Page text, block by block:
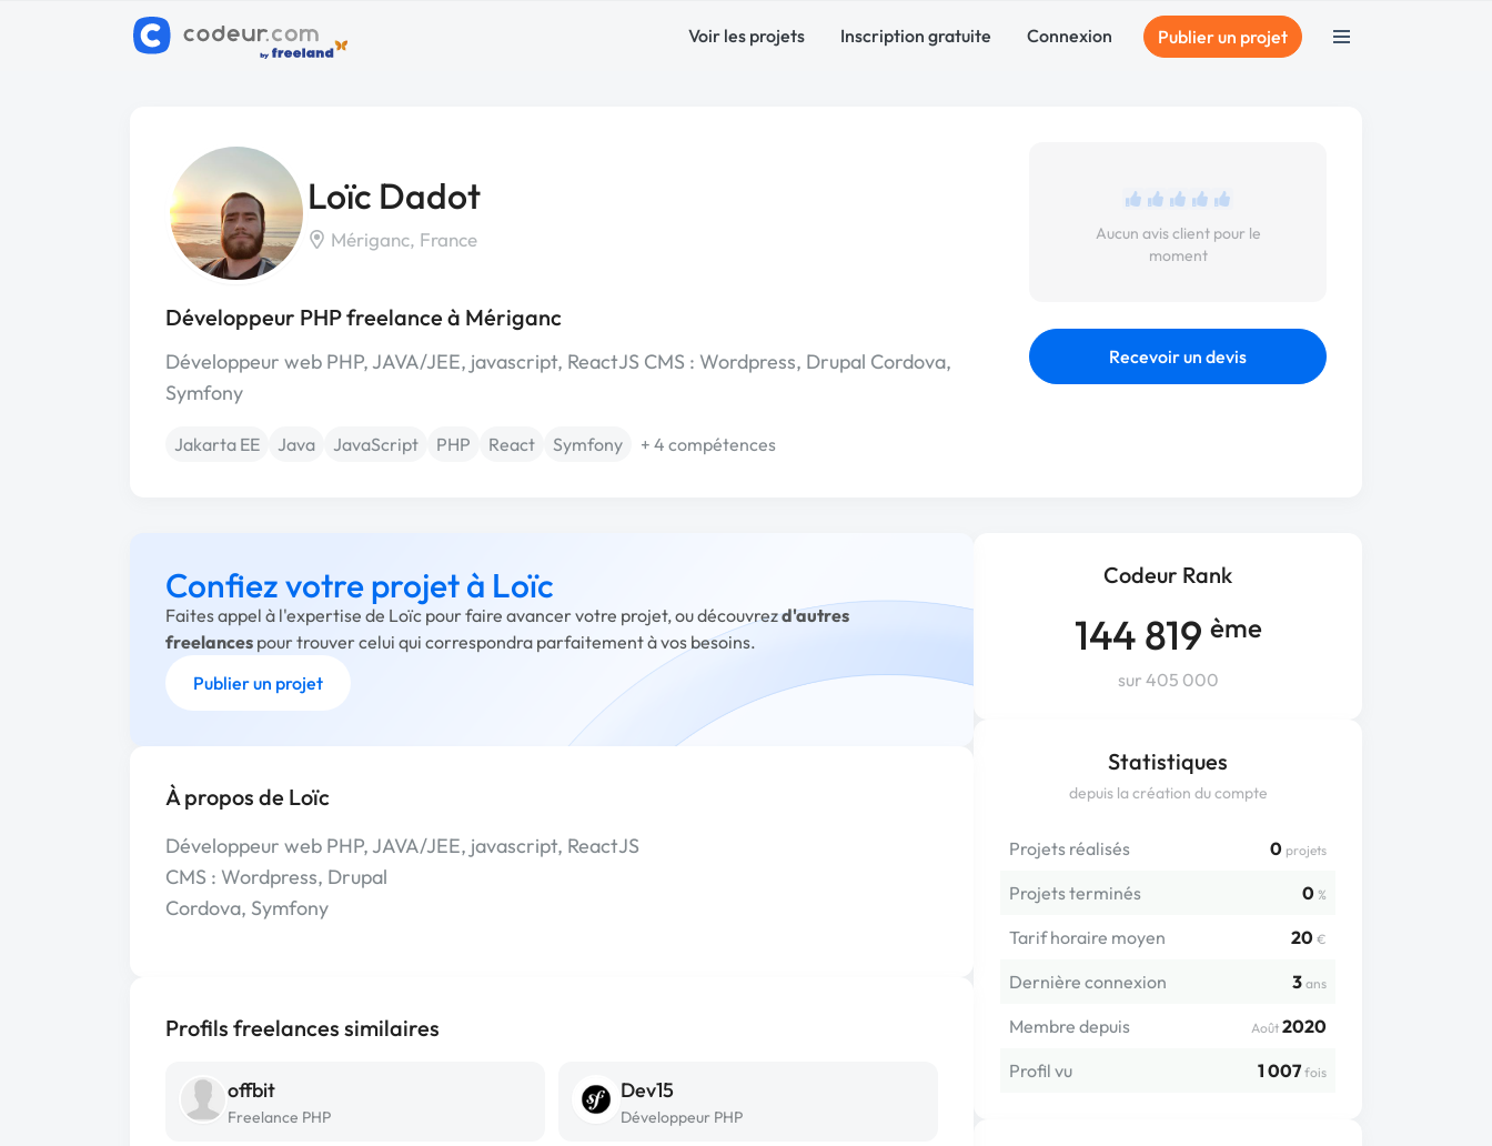
Voir les projets Inscription gratuite Connexion Publier un projet
Loïc Dadot
Mériganc, France
Développeur PHP freelance à Mériganc
Développeur web PHP, JAVA/JEE, javascript, ReactJS CMS : Wordpress, Drupal Cordova,
Symfony
Jakarta EE Java JavaScript PHP React Symfony + 4 compétences
Aucun avis client pour le
moment
Recevoir un devis
Codeur Rank
144 819 ème
sur 405 000
Statistiques
depuis la création du compte
Projets réalisés 0 projets
Projets terminés 0 %
Tarif horaire moyen 20 €
Dernière connexion 3 ans
Membre depuis Août 2020
Profil vu
1 007 fois
Confiez votre projet à Loïc
Faites appel à l'expertise de Loïc pour faire avancer votre projet, ou découvrezd'autres
freelances pour trouver celui qui correspondra parfaitement à vos besoins.
Publier un projet
À propos de Loïc
Développeur web PHP, JAVA/JEE, javascript, ReactJS
CMS : Wordpress, Drupal
Cordova, Symfony
Profils freelances similaires
offbit
Freelance PHP
Dev15
Développeur PHP